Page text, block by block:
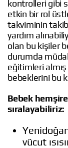
kontrolleri gibi
etkin bir rol
takviminin
yardım
olan bu kişiler
durumda
eğitimleri
bebeklerini bu
Bebek
sıralayabiliriz:
vücut